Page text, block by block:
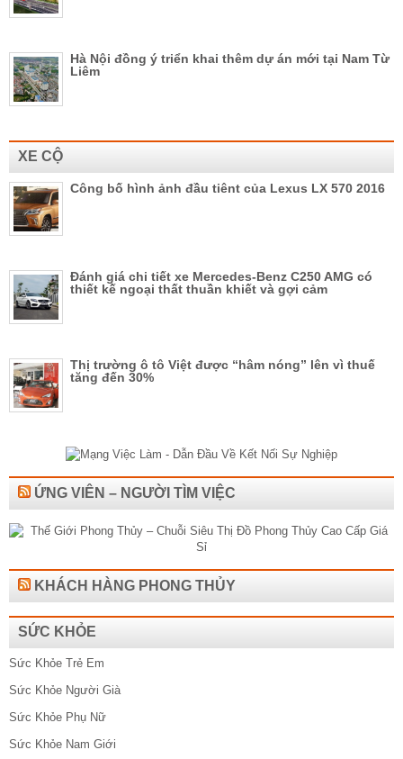
Hà Nội đồng ý triển khai thêm dự án mới tại Nam Từ
Liêm
XE CỘ
Công bố hình ảnh đầu tiênt của Lexus LX 570 2016
Đánh giá chi tiết xe Mercedes-Benz C250 AMG có
thiết kế ngoại thất thuần khiết và gợi cảm
Thị trường ô tô Việt được “hâm nóng” lên vì thuế
tăng đến 30%
ỨNG VIÊN – NGƯỜI TÌM VIỆC
KHÁCH HÀNG PHONG THỦY
SỨC KHỎE
Sức Khỏe Trẻ Em
Sức Khỏe Người Già
Sức Khỏe Phụ Nữ
Sức Khỏe Nam Giới